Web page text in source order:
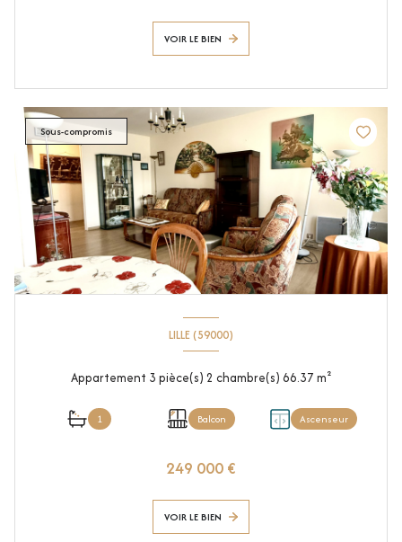
VOIR LE BIEN
Sous-compromis
LILLE (59000)
Appartement 3 pièce(s) 2 chambre(s) 66.37 m²
1 Balcon Ascenseur
249 000 €
VOIR LE BIEN